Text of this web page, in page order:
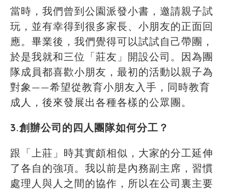
當時，我們曾到公園派發小書，邀請親子試
玩，並有幸得到很多家長、小朋友的正面回
應。畢業後，我們覺得可以試試自己帶團，
於是我就和三位「莊友」開設公司。因為團
隊成員都喜歡小朋友，最初的活動以親子為
對象——希望從教育小朋友入手，同時教育
成人，後來發展出各種各樣的公眾團。
3.創辦公司的四人團隊如何分工？
跟「上莊」時其實頗相似，大家的分工延伸
了各自的強項。我以前是內務副主席，習慣
處理人與人之間的協作，所以在公司裏主要